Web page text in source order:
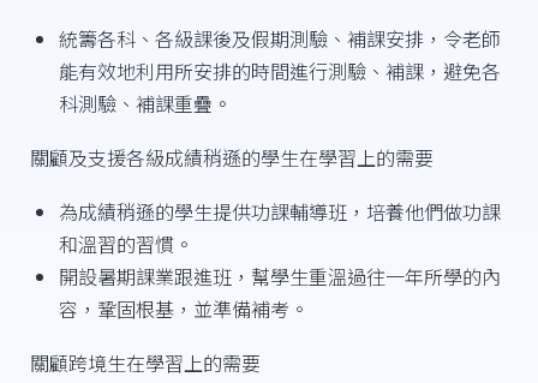
統籌各科、各級課後及假期測驗、補課安排，令老師
能有效地利用所安排的時間進行測驗、補課，避免各
科測驗、補課重疊。
關顧及支援各級成績稍遜的學生在學習上的需要
為成績稍遜的學生提供功課輔導班，培養他們做功課
和溫習的習慣。
開設暑期課業跟進班，幫學生重溫過往一年所學的內
容，鞏固根基，並準備補考。
關顧跨境生在學習上的需要